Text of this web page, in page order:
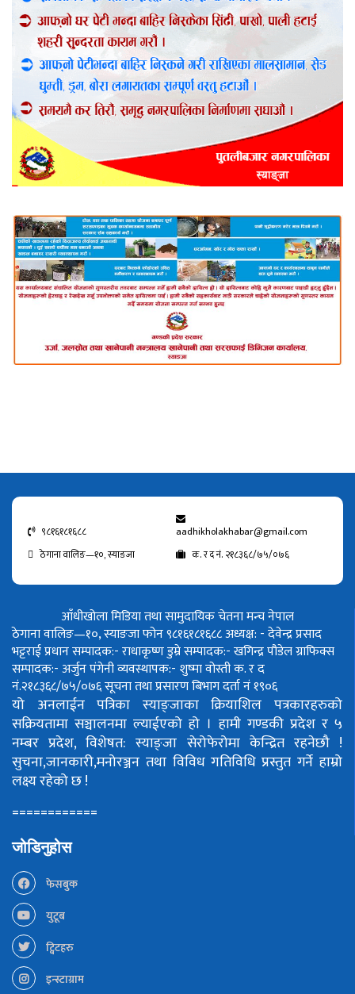
९८१६१८१६८८
aadhikholakhabar@gmail.com
ठेगाना वालिङ—१०, स्याङजा
क. र द नं. २१८३६८/७५/०७६
आँधीखोला मिडिया तथा सामुदायिक चेतना मन्च नेपाल
ठेगाना वालिङ—१०, स्याङजा फोन ९८१६१८१६८८अध्यक्ष: - देवेन्द्र प्रसाद
भट्टराईप्रधान सम्पादक:- राधाकृष्ण डुम्रेसम्पादक:- खगिन्द्र पौडेलग्राफिक्स
सम्पादक:- अर्जुन पंगेनीव्यवस्थापक:- शुष्मा वोस्तीक. र द
नं.२१८३६८/७५/०७६सूचना तथा प्रसारण बिभाग दर्ता नं १९०६
यो अनलाईन पत्रिका स्याङ्जाका क्रियाशिल पत्रकारहरुको
सक्रियतामा सञ्चालनमा ल्याईएको हो । हामी गण्डकी प्रदेश र ५
नम्बर प्रदेश, विशेषत: स्याङ्जा सेरोफेरोमा केन्द्रित रहनेछौ !
सुचना,जानकारी,मनोरञ्जन तथा विविध गतिविधि प्रस्तुत गर्ने हाम्रो
लक्ष्य रहेको छ !
============
जोडिनुहोस
फेसबुक
युटूब
ट्विटहरु
इन्स्टाग्राम